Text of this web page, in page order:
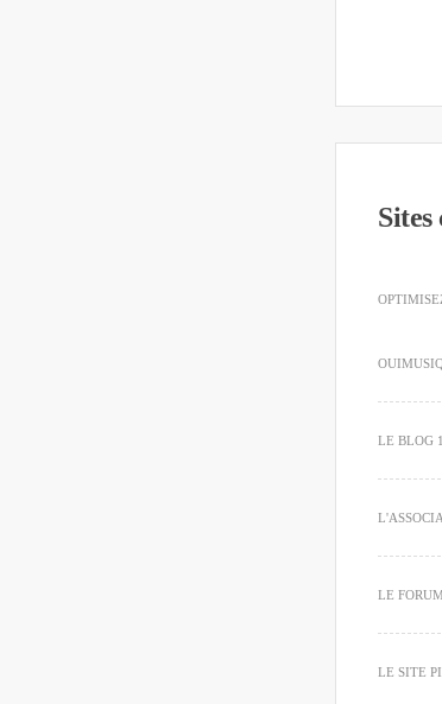
Sites
LE BLOG
LE
LE SITE